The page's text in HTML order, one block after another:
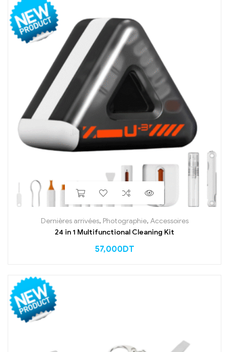
Dernières arrivées, Photographie, Accessoires
24 in 1 Multifunctional Cleaning Kit
57,000DT